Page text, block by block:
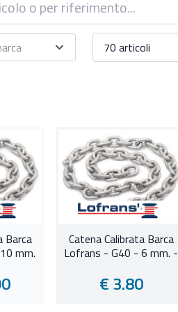
70 articoli
Barca
mm.
Catena Calibrata Barca
Lofrans - G40 - 6 mm. -
€ 3.80